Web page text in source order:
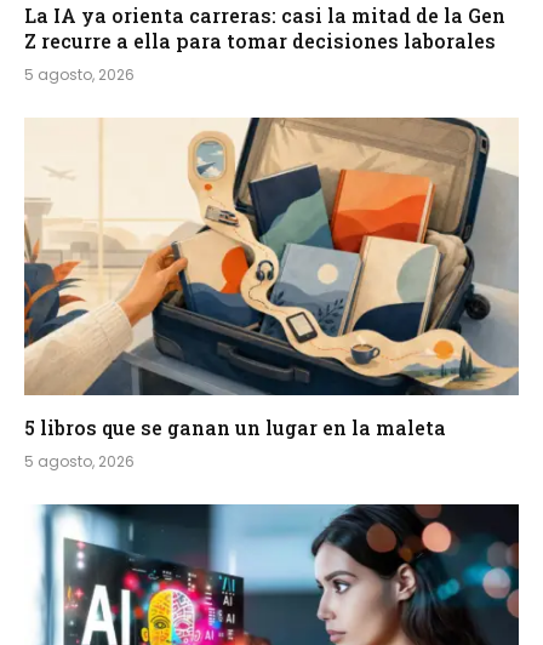
La IA ya orienta carreras: casi la mitad de la Gen
Z recurre a ella para tomar decisiones laborales
5 agosto, 2026
5 libros que se ganan un lugar en la maleta
5 agosto, 2026